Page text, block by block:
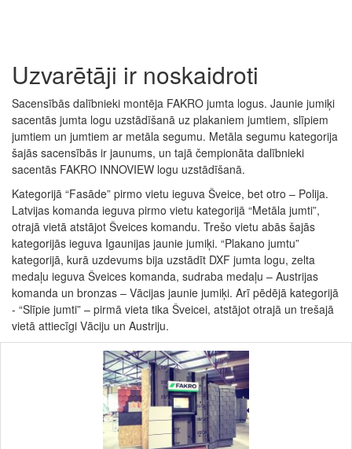
Uzvarētāji ir noskaidroti
Sacensībās dalībnieki montēja FAKRO jumta logus. Jaunie jumiķi
sacentās jumta logu uzstādīšanā uz plakaniem jumtiem, slīpiem
jumtiem un jumtiem ar metāla segumu. Metāla segumu kategorija
šajās sacensībās ir jaunums, un tajā čempionāta dalībnieki
sacentās FAKRO INNOVIEW logu uzstādīšanā.
Kategorijā “Fasāde” pirmo vietu ieguva Šveice, bet otro – Polija.
Latvijas komanda ieguva pirmo vietu kategorijā “Metāla jumti”,
otrajā vietā atstājot Šveices komandu. Trešo vietu abās šajās
kategorijās ieguva Igaunijas jaunie jumiķi. “Plakano jumtu”
kategorijā, kurā uzdevums bija uzstādīt DXF jumta logu, zelta
medaļu ieguva Šveices komanda, sudraba medaļu – Austrijas
komanda un bronzas – Vācijas jaunie jumiķi. Arī pēdējā kategorijā
- “Slīpie jumti” – pirmā vieta tika Šveicei, atstājot otrajā un trešajā
vietā attiecīgi Vāciju un Austriju.